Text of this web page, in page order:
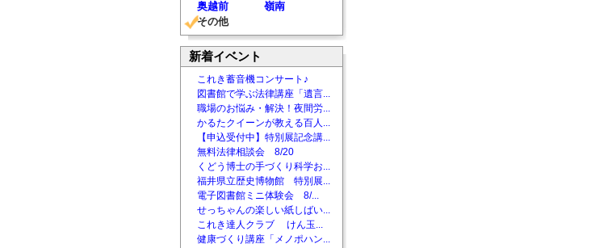
奥越前
嶺南
その他
新着イベント
これき蓄音機コンサート♪
図書館で学ぶ法律講座「遺言...
職場のお悩み・解決！夜間労...
かるたクイーンが教える百人...
【申込受付中】特別展記念講...
無料法律相談会 8/20
くどう博士の手づくり科学お...
福井県立歴史博物館 特別展...
電子図書館ミニ体験会 8/...
せっちゃんの楽しい紙しばい...
これき達人クラブ けん玉...
健康づくり講座「メノポハン...